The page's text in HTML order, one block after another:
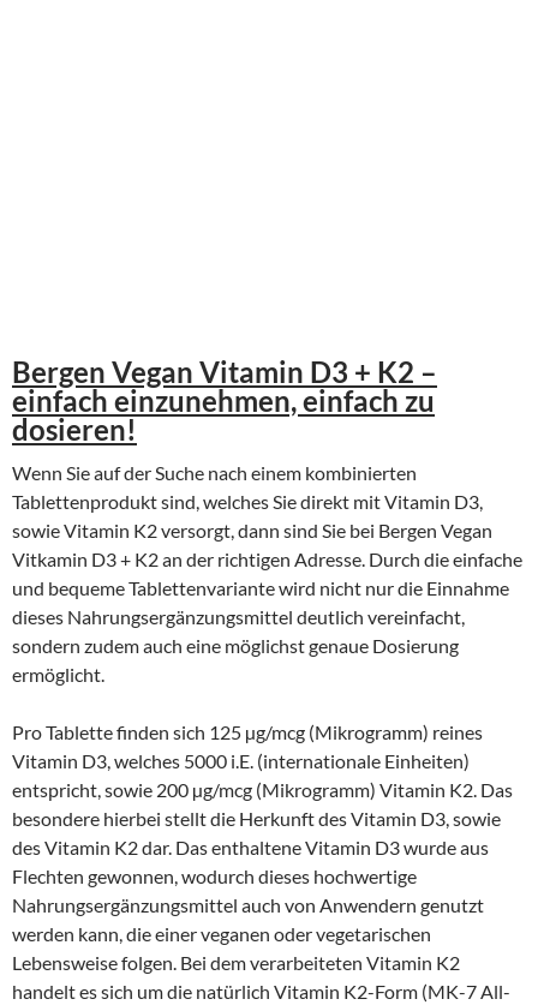
Bergen Vegan Vitamin D3 + K2 –
einfach einzunehmen, einfach zu
dosieren!
Wenn Sie auf der Suche nach einem kombinierten
Tablettenprodukt sind, welches Sie direkt mit Vitamin D3,
sowie Vitamin K2 versorgt, dann sind Sie bei Bergen Vegan
Vitkamin D3 + K2 an der richtigen Adresse. Durch die einfache
und bequeme Tablettenvariante wird nicht nur die Einnahme
dieses Nahrungsergänzungsmittel deutlich vereinfacht,
sondern zudem auch eine möglichst genaue Dosierung
ermöglicht.
Pro Tablette finden sich 125 µg/mcg (Mikrogramm) reines
Vitamin D3, welches 5000 i.E. (internationale Einheiten)
entspricht, sowie 200 µg/mcg (Mikrogramm) Vitamin K2. Das
besondere hierbei stellt die Herkunft des Vitamin D3, sowie
des Vitamin K2 dar. Das enthaltene Vitamin D3 wurde aus
Flechten gewonnen, wodurch dieses hochwertige
Nahrungsergänzungsmittel auch von Anwendern genutzt
werden kann, die einer veganen oder vegetarischen
Lebensweise folgen. Bei dem verarbeiteten Vitamin K2
handelt es sich um die natürlich Vitamin K2-Form (MK-7 All-